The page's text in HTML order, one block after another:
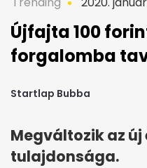
Újfajta 100
forgalomba
Startlap Bubba
Megváltozik az
tulajdonsága.